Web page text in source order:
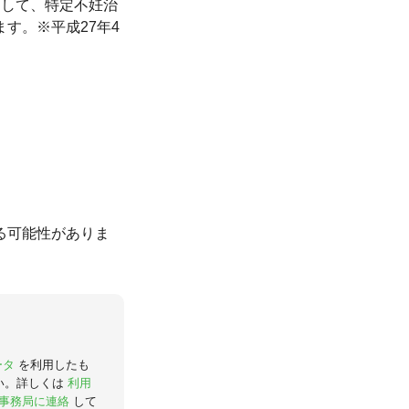
て、特定不妊治
す。※平成27年4
能性がありま
を利用したも
。詳しくは 利用
務局に連絡 して